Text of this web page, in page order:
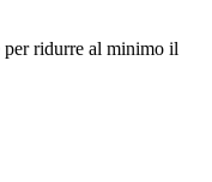
per ridurre al minimo il